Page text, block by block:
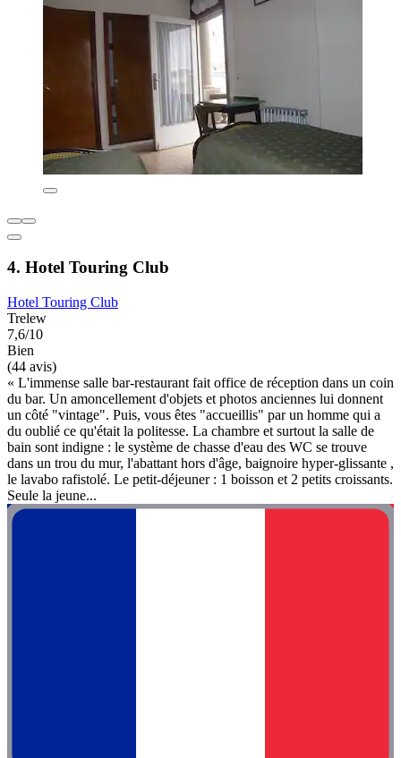
4. Hotel Touring Club
Hotel Touring Club
Trelew
7,6/10
Bien
(44 avis)
« L'immense salle bar-restaurant fait office de réception dans un coin
du bar. Un amoncellement d'objets et photos anciennes lui donnent
un côté "vintage". Puis, vous êtes "accueillis" par un homme qui a
du oublié ce qu'était la politesse. La chambre et surtout la salle de
bain sont indigne : le système de chasse d'eau des WC se trouve
dans un trou du mur, l'abattant hors d'âge, baignoire hyper-glissante ,
le lavabo rafistolé. Le petit-déjeuner : 1 boisson et 2 petits croissants.
Seule la jeune...